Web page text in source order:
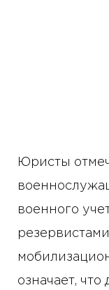
Юристы
военного
означает,